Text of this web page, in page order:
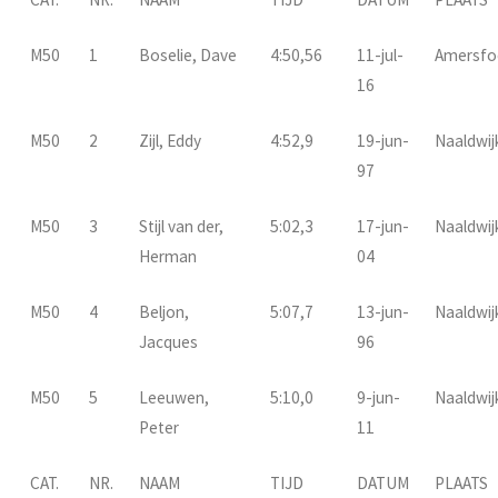
M50 1 Boselie, Dave 4:50,56
11-jul-
16
M50 2 Zijl, Eddy 4:52,9
19-jun-
97
M50 3
Stijl van der,
Herman
5:02,3
17-jun-
04
M50 4
Beljon,
Jacques
5:07,7
13-jun-
96
M50 5
Leeuwen,
Peter
5:10,0
9-jun-
11
CAT. NR. NAAM TIJD DATUM PLAATS